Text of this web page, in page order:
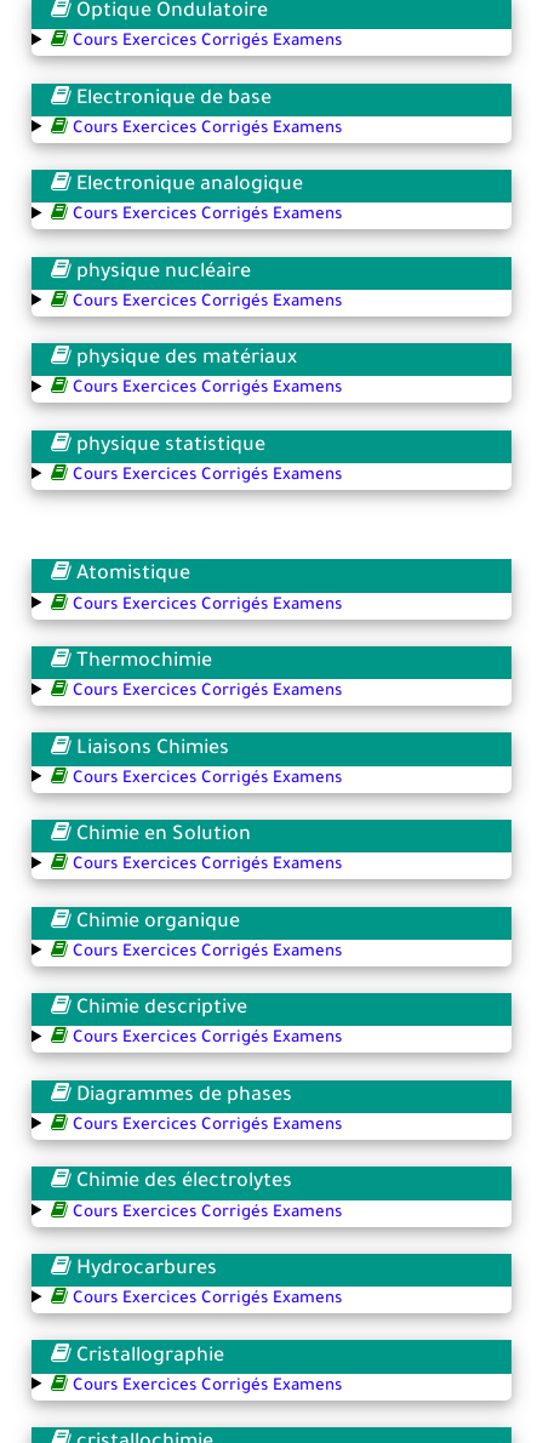
Optique Ondulatoire
Cours Exercices Corrigés Examens
Electronique de base
Cours Exercices Corrigés Examens
Electronique analogique
Cours Exercices Corrigés Examens
physique nucléaire
Cours Exercices Corrigés Examens
physique des matériaux
Cours Exercices Corrigés Examens
physique statistique
Cours Exercices Corrigés Examens
Atomistique
Cours Exercices Corrigés Examens
Thermochimie
Cours Exercices Corrigés Examens
Liaisons Chimies
Cours Exercices Corrigés Examens
Chimie en Solution
Cours Exercices Corrigés Examens
Chimie organique
Cours Exercices Corrigés Examens
Chimie descriptive
Cours Exercices Corrigés Examens
Diagrammes de phases
Cours Exercices Corrigés Examens
Chimie des électrolytes
Cours Exercices Corrigés Examens
Hydrocarbures
Cours Exercices Corrigés Examens
Cristallographie
Cours Exercices Corrigés Examens